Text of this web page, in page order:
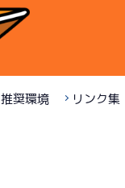
推奨環境 リンク集